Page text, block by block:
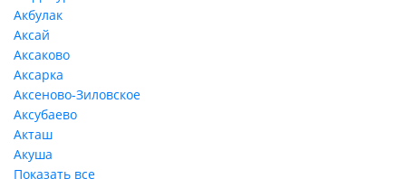
Акбулак
Аксай
Аксаково
Аксарка
Аксеново-Зиловское
Аксубаево
Акташ
Акуша
Показать все